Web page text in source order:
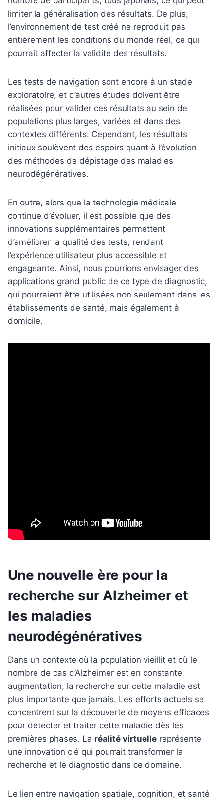
limiter la généralisation des résultats. De plus,
l’environnement de test créé ne reproduit pas
entièrement les conditions du monde réel, ce qui
pourrait affecter la validité des résultats.
Les tests de navigation sont encore à un stade
exploratoire, et d’autres études doivent être
réalisées pour valider ces résultats au sein de
populations plus larges, variées et dans des
contextes différents. Cependant, les résultats
initiaux soulèvent des espoirs quant à l’évolution
des méthodes de dépistage des maladies
neurodégénératives.
En outre, alors que la technologie médicale
continue d’évoluer, il est possible que des
innovations supplémentaires permettent
d’améliorer la qualité des tests, rendant
l’expérience utilisateur plus accessible et
engageante. Ainsi, nous pourrions envisager des
applications grand public de ce type de diagnostic,
qui pourraient être utilisées non seulement dans les
établissements de santé, mais également à
domicile.
Une nouvelle ère pour la
recherche sur Alzheimer et
les maladies
neurodégénératives
Dans un contexte où la population vieillit et où le
nombre de cas d’Alzheimer est en constante
augmentation, la recherche sur cette maladie est
plus importante que jamais. Les efforts actuels se
concentrent sur la découverte de moyens efficaces
pour détecter et traiter cette maladie dès les
premières phases. La réalité virtuelle représente
une innovation clé qui pourrait transformer la
recherche et le diagnostic dans ce domaine.
Le lien entre navigation spatiale, cognition, et santé